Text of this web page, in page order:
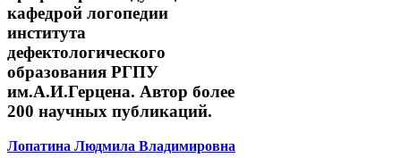
кафедрой логопедии
института
дефектологического
образования РГПУ
им.А.И.Герцена. Автор более
200 научных публикаций.
Лопатина Людмила Владимировна